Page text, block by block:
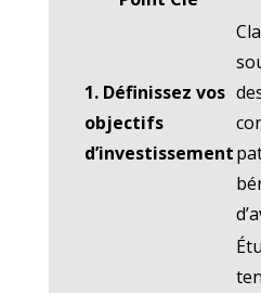
1. Définissez vos
objectifs
d’investissement